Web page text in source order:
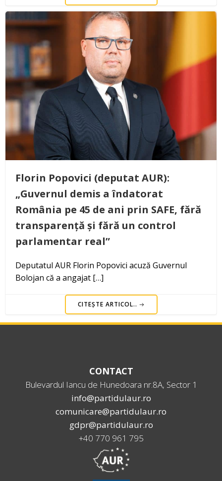
Florin Popovici (deputat AUR):
„Guvernul demis a îndatorat
România pe 45 de ani prin SAFE, fără
transparență și fără un control
parlamentar real”
Deputatul AUR Florin Popovici acuză Guvernul
Bolojan că a angajat […]
CITEȘTE ARTICOL..
CONTACT
Bulevardul Iancu de Hunedoara nr.8A, Sector 1
info@partidulaur.ro
comunicare@partidulaur.ro
gdpr@partidulaur.ro
+40 770 961 795